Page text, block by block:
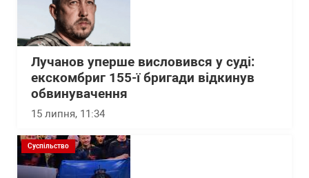
Лучанов уперше висловився у суді:
екскомбриг 155-ї бригади відкинув
обвинувачення
15 липня, 11:34
Суспільство